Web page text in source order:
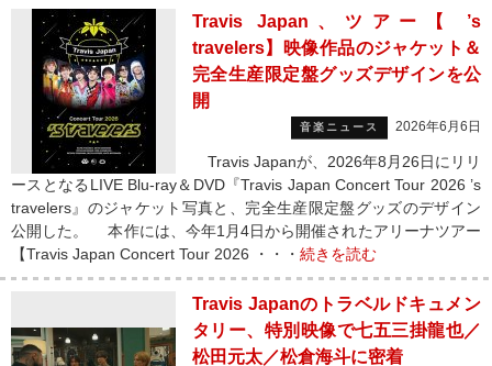
Travis Japan、ツアー【 ’s
travelers】映像作品のジャケット＆
完全生産限定盤グッズデザインを公
開
音楽ニュース 2026年6月6日
Travis Japanが、2026年8月26日にリリ
ースとなるLIVE Blu-ray＆DVD『Travis Japan Concert Tour 2026 ’s
travelers』のジャケット写真と、完全生産限定盤グッズのデザイン
公開した。 本作には、今年1月4日から開催されたアリーナツアー
【Travis Japan Concert Tour 2026 ・・・ 続きを読む
Travis Japanのトラベルドキュメン
タリー、特別映像で七五三掛龍也／
松田元太／松倉海斗に密着